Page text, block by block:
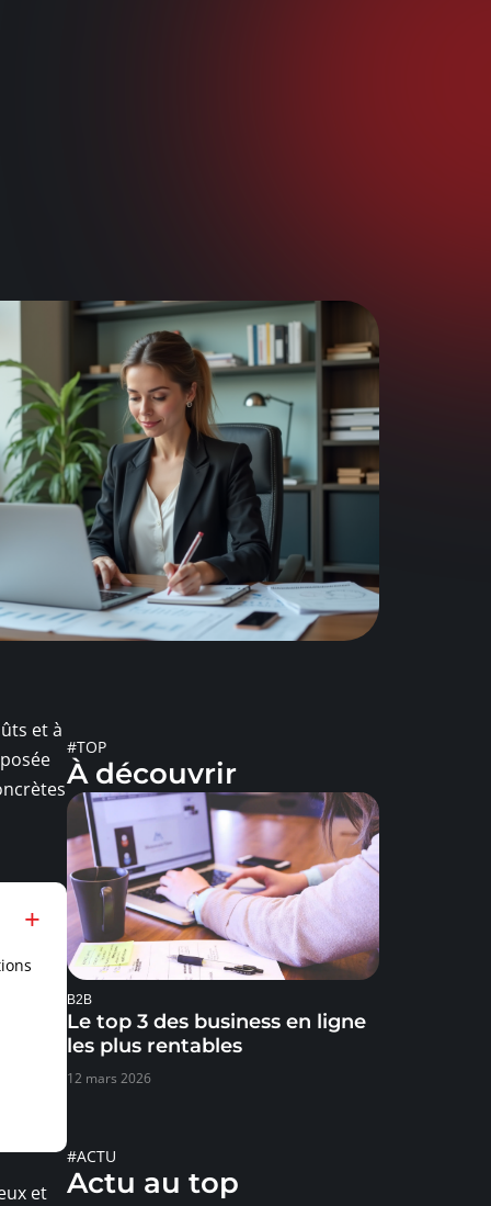
et à
et
#TOP
À découvrir
B2B
Le top 3 des business en ligne
les plus rentables
12 mars 2026
#ACTU
Actu au top